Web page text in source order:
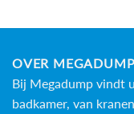
OVER
Bij Megadump vindt
badkamer, van